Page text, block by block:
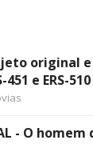
original
e ERS-510
- O